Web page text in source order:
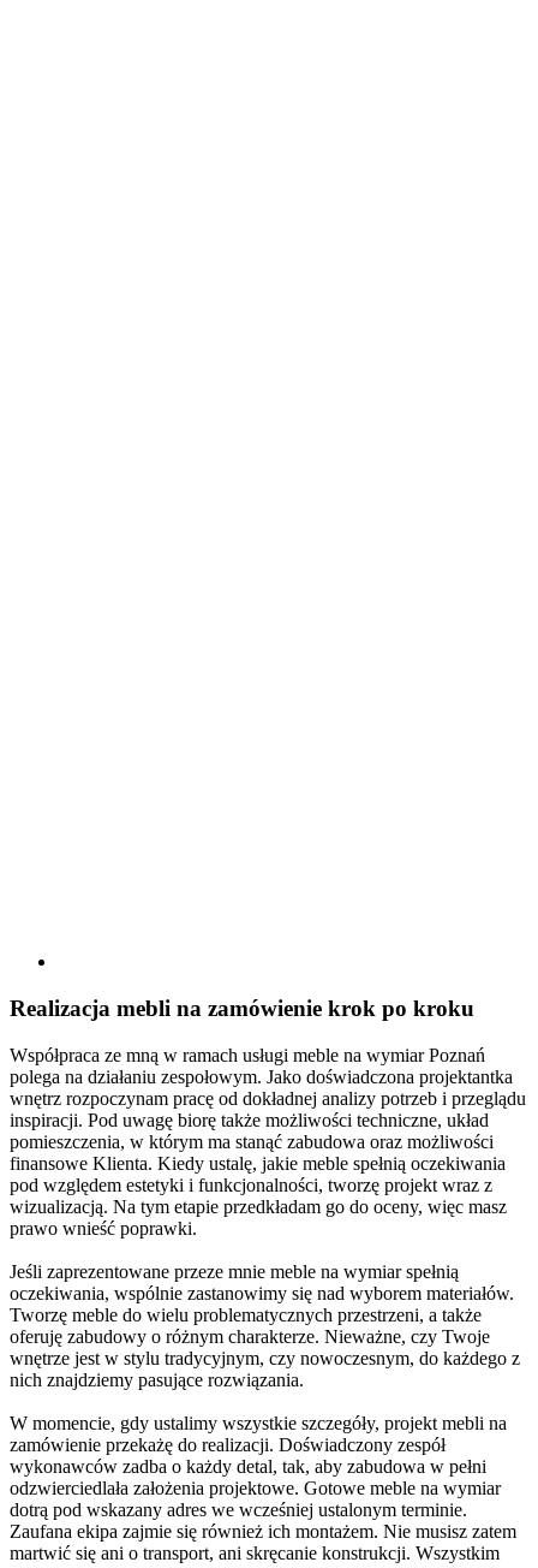
Realizacja mebli na zamówienie krok po kroku
Współpraca ze mną w ramach usługi meble na wymiar Poznań
polega na działaniu zespołowym. Jako doświadczona projektantka
wnętrz rozpoczynam pracę od dokładnej analizy potrzeb i przeglądu
inspiracji. Pod uwagę biorę także możliwości techniczne, układ
pomieszczenia, w którym ma stanąć zabudowa oraz możliwości
finansowe Klienta. Kiedy ustalę, jakie meble spełnią oczekiwania
pod względem estetyki i funkcjonalności, tworzę projekt wraz z
wizualizacją. Na tym etapie przedkładam go do oceny, więc masz
prawo wnieść poprawki.
Jeśli zaprezentowane przeze mnie meble na wymiar spełnią
oczekiwania, wspólnie zastanowimy się nad wyborem materiałów.
Tworzę meble do wielu problematycznych przestrzeni, a także
oferuję zabudowy o różnym charakterze. Nieważne, czy Twoje
wnętrze jest w stylu tradycyjnym, czy nowoczesnym, do każdego z
nich znajdziemy pasujące rozwiązania.
W momencie, gdy ustalimy wszystkie szczegóły, projekt mebli na
zamówienie przekażę do realizacji. Doświadczony zespół
wykonawców zadba o każdy detal, tak, aby zabudowa w pełni
odzwierciedlała założenia projektowe. Gotowe meble na wymiar
dotrą pod wskazany adres we wcześniej ustalonym terminie.
Zaufana ekipa zajmie się również ich montażem. Nie musisz zatem
martwić się ani o transport, ani skręcanie konstrukcji. Wszystkim